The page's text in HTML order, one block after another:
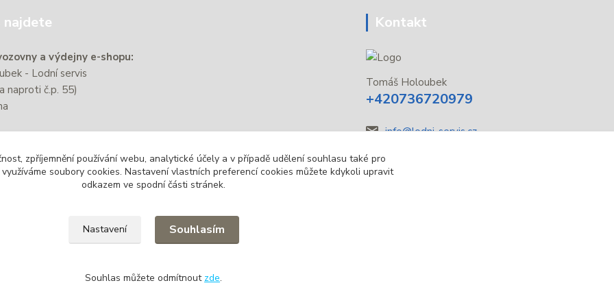
najdete
a výdejny e-shopu:
- Lodní servis
naproti č.p. 55)
Zbýšov-Městský
Kontakt
Tomáš Holoubek
+420736720979
info@lodni-servis.cz
zpříjemnění používání webu, analytické účely a v případě udělení souhlasu také pro
soubory cookies. Nastavení vlastních preferencí cookies můžete kdykoli upravit
odkazem ve spodní části stránek.
Nastavení Souhlasím
Souhlas můžete odmítnout zde.